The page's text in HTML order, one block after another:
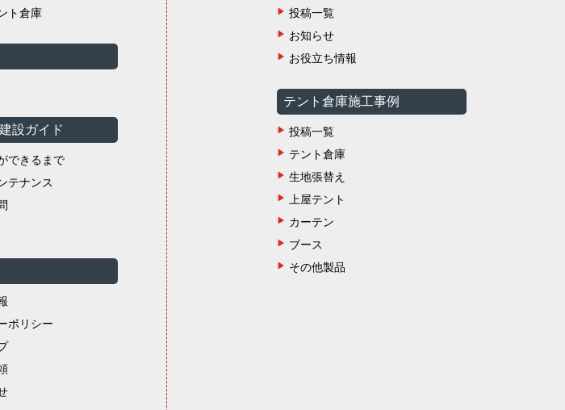
ト倉庫
設ガイド
できるまで
テナンス
ポリシー
投稿一覧
お知らせ
お役立ち情報
テント倉庫施工事例
投稿一覧
テント倉庫
生地張替え
上屋テント
カーテン
ブース
その他製品